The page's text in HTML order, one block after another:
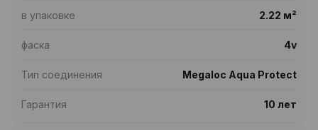
в упаковке 2.22 м²
фаска 4v
Тип соединения Megaloc Aqua Protect
Гарантия 10 лет